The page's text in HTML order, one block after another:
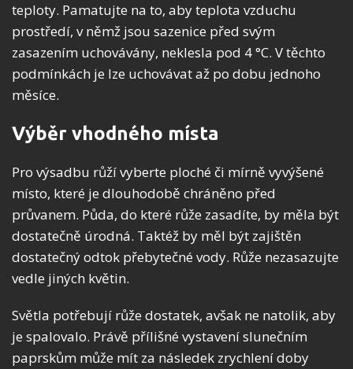
teploty. Pamatujte na to, aby teplota vzduchu
prostředí, v němž jsou sazenice před svým
zasazením uchovávány, neklesla pod 4 °C. V těchto
podmínkách je lze uchovávat až po dobu jednoho
měsíce.
Výběr vhodného místa
Pro výsadbu růží vyberte ploché či mírně vyvýšené
místo, které je dlouhodobě chráněno před
průvanem. Půda, do které růže zasadíte, by měla být
dostatečně úrodná. Taktéž by měl být zajištěn
dostatečný odtok přebytečné vody. Růže nezasazujte
vedle jiných květin.
Světla potřebují růže dostatek, avšak ne natolik, aby
je spalovalo. Právě přílišné vystavení slunečním
paprskům může mít za následek zrychlení doby